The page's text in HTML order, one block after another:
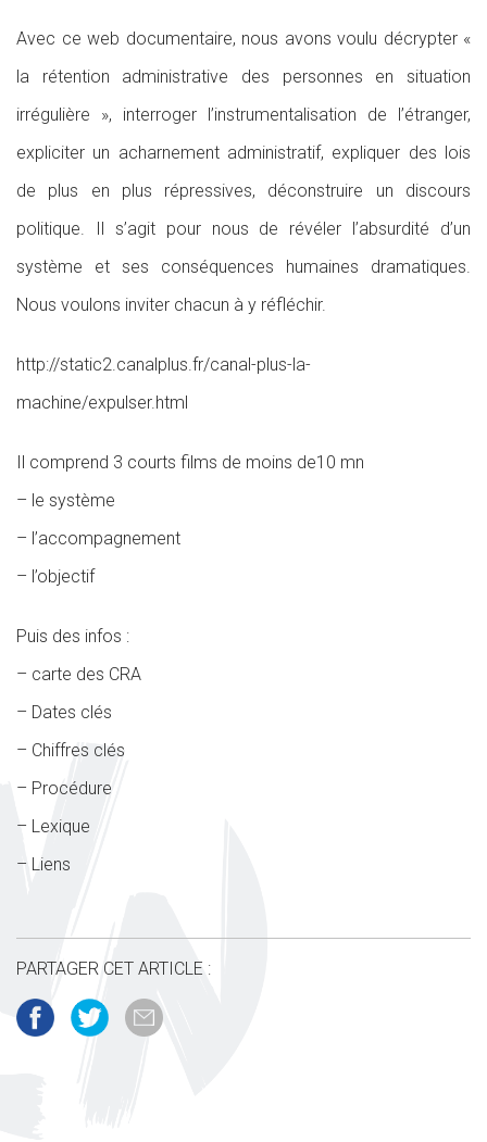
Avec ce web documentaire, nous avons voulu décrypter «
la rétention administrative des personnes en situation
irrégulière », interroger l’instrumentalisation de l’étranger,
expliciter un acharnement administratif, expliquer des lois
de plus en plus répressives, déconstruire un discours
politique. Il s’agit pour nous de révéler l’absurdité d’un
système et ses conséquences humaines dramatiques.
Nous voulons inviter chacun à y réfléchir.
http://static2.canalplus.fr/canal-plus-la-
machine/expulser.html
Il comprend 3 courts films de moins de10 mn
– le système
– l’accompagnement
– l’objectif
Puis des infos :
– carte des CRA
– Dates clés
– Chiffres clés
– Procédure
– Lexique
– Liens
PARTAGER CET ARTICLE :